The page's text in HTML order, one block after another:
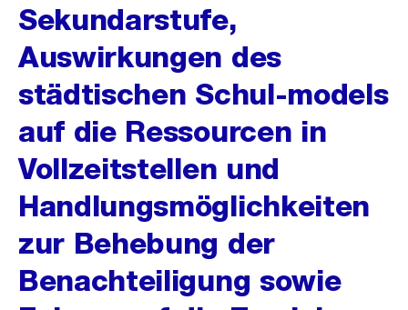
Sekundarstufe,
Auswirkungen des
städtischen Schul-models
auf die Ressourcen in
Vollzeitstellen und
Handlungsmöglichkeiten
zur Behebung der
Benachteiligung sowie